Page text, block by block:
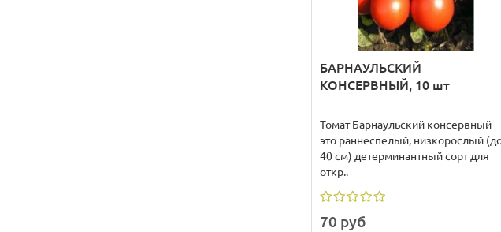
БАРНАУЛЬСКИЙ
КОНСЕРВНЫЙ, 10 шт
Томат Барнаульский консервный -
это раннеспелый, низкорослый
40 см) детерминантный сорт для
откр..
70 руб